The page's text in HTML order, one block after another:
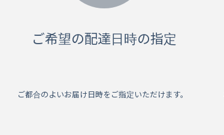
ご希望の配達日時の指定
ご都合のよいお届け日時をご指定いただけます。